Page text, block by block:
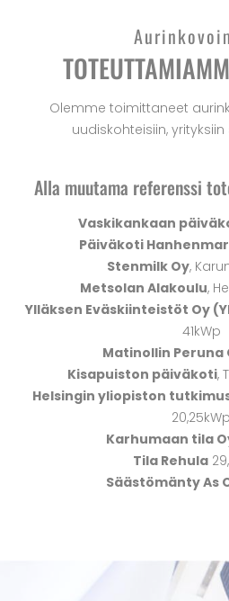
Olemme toimittaneet
uudiskohteisiin,
Alla muutama referenssi
Vaskikankaan
Päiväkoti
Stenmilk Oy,
Metsolan Alakoulu,
Ylläksen Eväskiinteistöt Oy
41kWp
Matinollin Peruna
Kisapuiston päiväkoti,
Helsingin yliopiston
20,25kWp
Karhumaan tila
Tila Rehula
Säästömänty As